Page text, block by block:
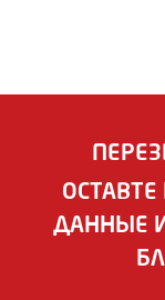
ДАННЫЕ